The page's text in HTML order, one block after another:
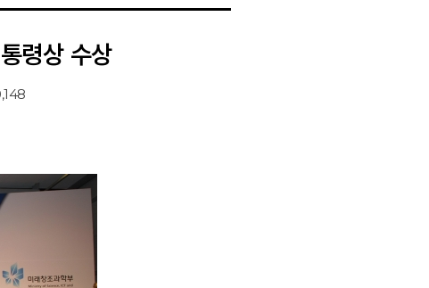
령상 수상